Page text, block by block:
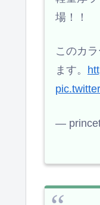
場！！
このカ
ます。
—